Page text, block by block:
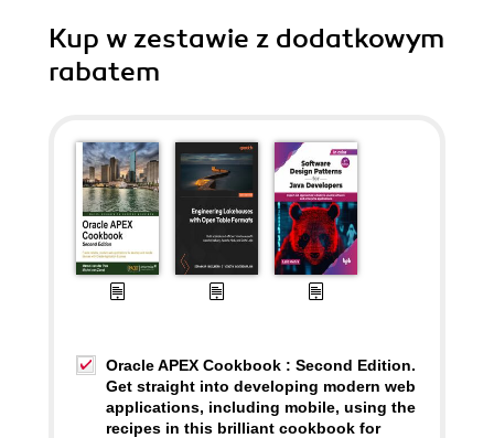
Kup w zestawie z dodatkowym
rabatem
Oracle APEX Cookbook : Second Edition.
Get straight into developing modern web
applications, including mobile, using the
recipes in this brilliant cookbook for